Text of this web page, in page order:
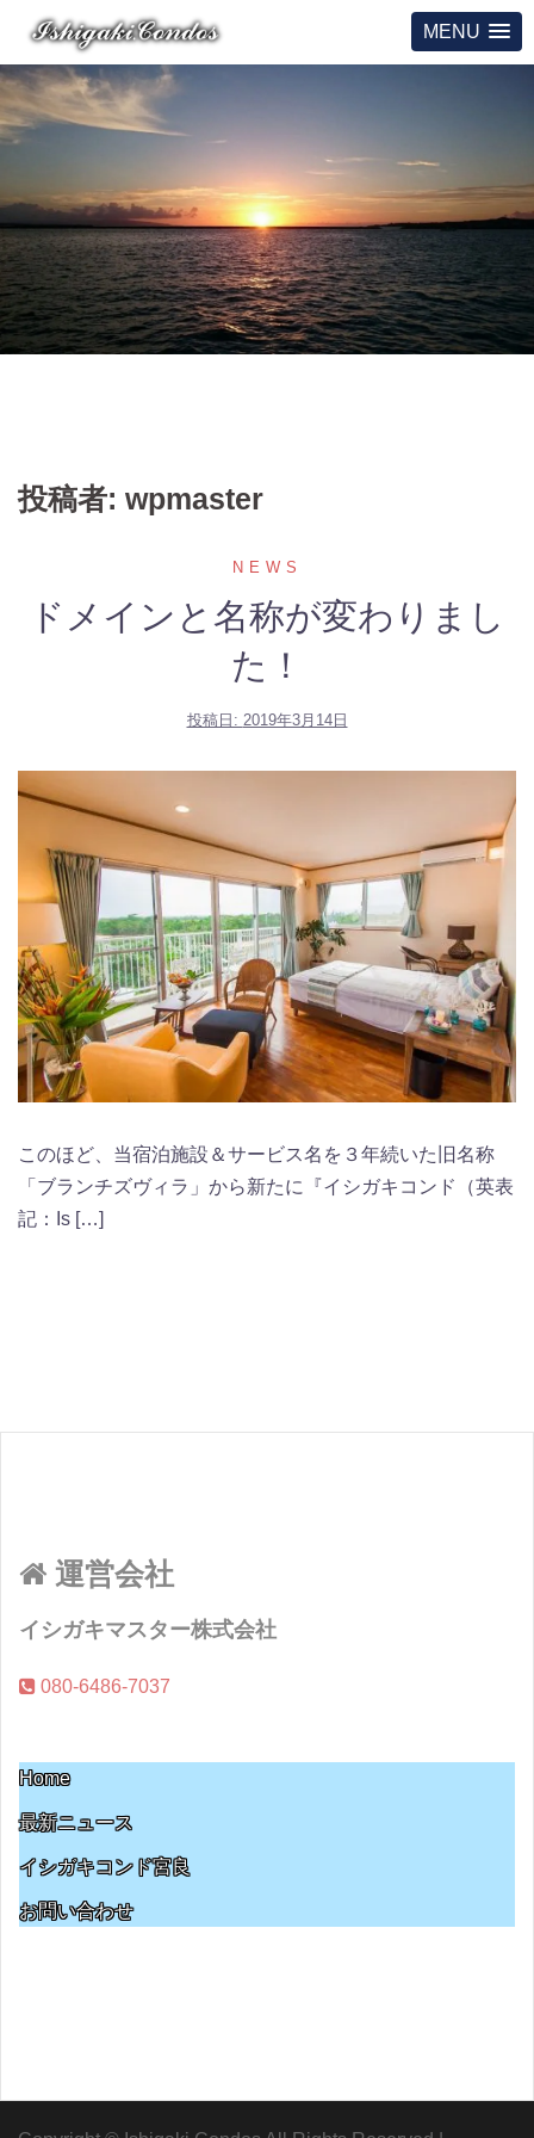
MENU
コ
ン
テ
ツ
へ
ス
キ
ッ
プ
投稿者: wpmaster
NEWS
ドメインと名称が変わりまし
た！
投稿日: 2019年3月14日
このほど、当宿泊施設＆サービス名を３年続いた旧名称
「ブランチズヴィラ」から新たに『イシガキコンド（英表
記：Is […]
運営会社
イシガキマスター株式会社
080-6486-7037
Home
最新ニュース
イシガキコンド宮良
お問い合わせ